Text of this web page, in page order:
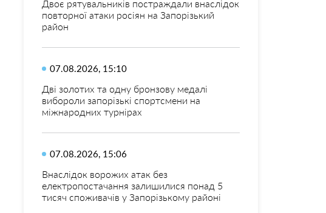
Двоє рятувальників постраждали внаслідок
повторної атаки росіян на Запорізький
район
07.08.2026, 15:10
Дві золотих та одну бронзову медалі
вибороли запорізькі спортсмени на
міжнародних турнірах
07.08.2026, 15:06
Внаслідок ворожих атак без
електропостачання залишилися понад 5
тисяч споживачів у Запорізькому районі